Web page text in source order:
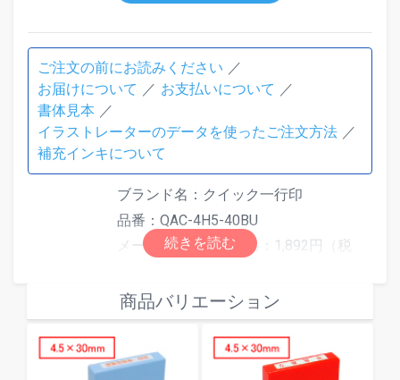
ご注文の前にお読みください
お届けについて
お支払いについて
書体見本
イラストレーターのデータを使ったご注文方法
補充インキについて
仕様
ブランド名：クイック一行印
品番：QAC-4H5-40BU
メーカー希望小売価格：1,892円（税
素材：再生ABS
本体色：ブルー
外形寸法（mm）：58.0×13.0×62.0
印面寸法（mm）：4.5×40.0
商品バリエーション